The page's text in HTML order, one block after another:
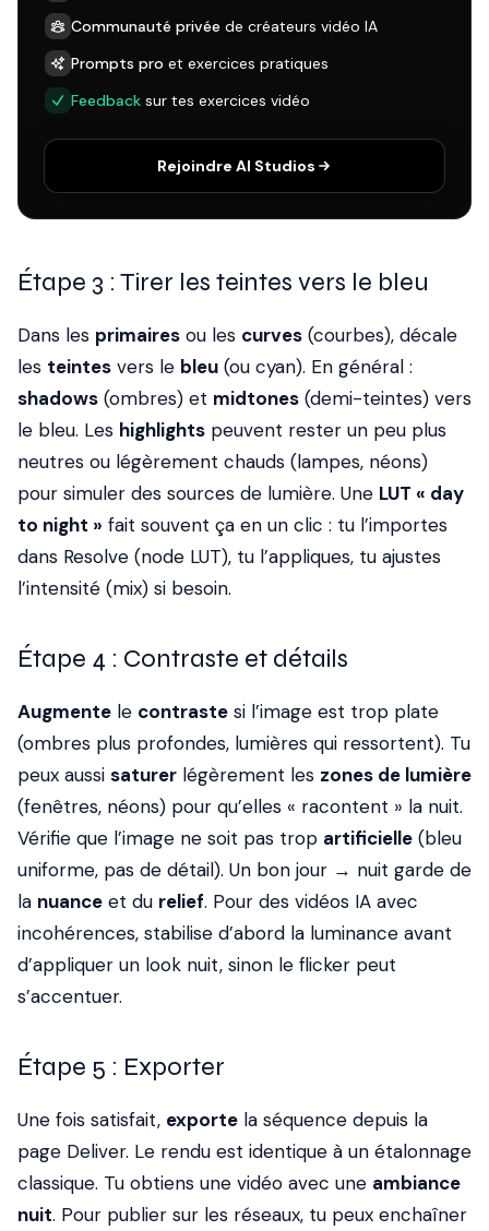
Communauté privée de créateurs vidéo IA
Prompts pro et exercices pratiques
Feedback sur tes exercices vidéo
Rejoindre AI Studios
Étape 3 : Tirer les teintes vers le bleu
Dans les primaires ou les curves (courbes), décale
les teintes vers le bleu (ou cyan). En général :
shadows (ombres) et midtones (demi-teintes) vers
le bleu. Les highlights peuvent rester un peu plus
neutres ou légèrement chauds (lampes, néons)
pour simuler des sources de lumière. Une LUT « day
to night » fait souvent ça en un clic : tu l’importes
dans Resolve (node LUT), tu l’appliques, tu ajustes
l’intensité (mix) si besoin.
Étape 4 : Contraste et détails
Augmente le contraste si l’image est trop plate
(ombres plus profondes, lumières qui ressortent). Tu
peux aussi saturer légèrement les zones de lumière
(fenêtres, néons) pour qu’elles « racontent » la nuit.
Vérifie que l’image ne soit pas trop artificielle (bleu
uniforme, pas de détail). Un bon jour → nuit garde de
la nuance et du relief. Pour des vidéos IA avec
incohérences, stabilise d’abord la luminance avant
d’appliquer un look nuit, sinon le flicker peut
s’accentuer.
Étape 5 : Exporter
Une fois satisfait, exporte la séquence depuis la
page Deliver. Le rendu est identique à un étalonnage
classique. Tu obtiens une vidéo avec une ambiance
nuit. Pour publier sur les réseaux, tu peux enchaîner